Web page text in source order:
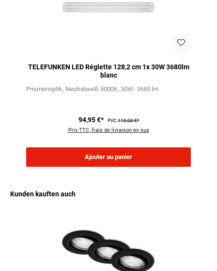
TELEFUNKEN LED Réglette 128,2 cm 1x 30W 3680lm
blanc
Prismenoptik Neutralweiß 5000K 30W- 3680 lm
94,95 €* PVC119,00 €*
Prix TTC, frais de livraison en sus
Ajouter au panier
Kunden kauften auch